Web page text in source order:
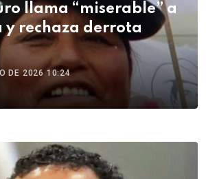
llama “miserable” a
y rechaza derrota
DE 2026 10:24